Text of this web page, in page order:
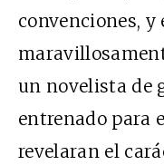
convenciones, y
un novelista de
entrenado para
revelaran el